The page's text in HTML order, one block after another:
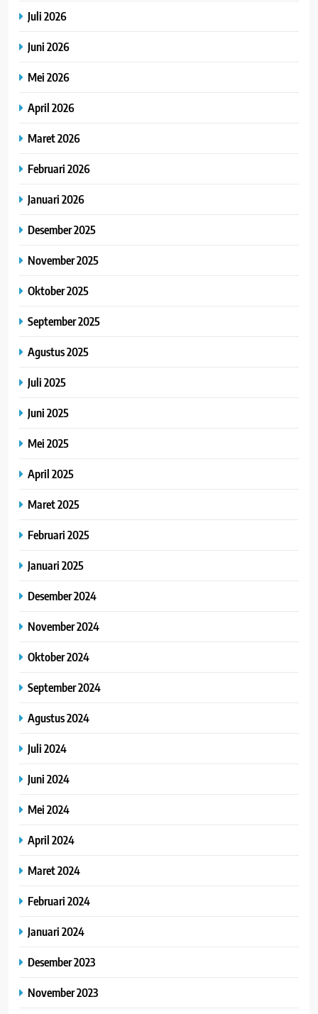
Juli 2026
Juni 2026
Mei 2026
April 2026
Maret 2026
Februari 2026
Januari 2026
Desember 2025
November 2025
Oktober 2025
September 2025
Agustus 2025
Juli 2025
Juni 2025
Mei 2025
April 2025
Maret 2025
Februari 2025
Januari 2025
Desember 2024
November 2024
Oktober 2024
September 2024
Agustus 2024
Juli 2024
Juni 2024
Mei 2024
April 2024
Maret 2024
Februari 2024
Januari 2024
Desember 2023
November 2023